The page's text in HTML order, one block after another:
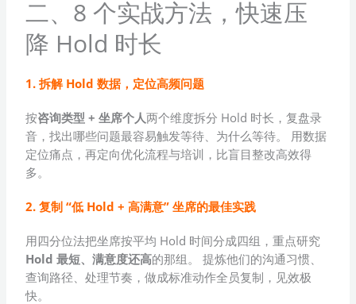
二、8 个实战方法，快速压
降 Hold 时长
1. 拆解 Hold 数据，定位高频问题
按咨询类型 + 坐席个人两个维度拆分 Hold 时长，复盘录
音，找出哪些问题最容易触发等待、为什么等待。 用数据
定位痛点，再定向优化流程与培训，比盲目整改高效得
多。
2. 复制 “低 Hold + 高满意” 坐席的最佳实践
用四分位法把坐席按平均 Hold 时间分成四组，重点研究
Hold 最短、满意度还高的那组。 提炼他们的沟通习惯、
查询路径、处理节奏，做成标准动作全员复制，见效极
快。